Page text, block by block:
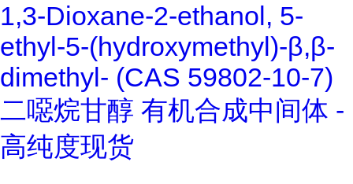
1,3-Dioxane-2-ethanol, 5-
ethyl-5-(hydroxymethyl)-β,β-
dimethyl- (CAS 59802-10-7)
二噁烷甘醇 有机合成中间体 -
高纯度现货